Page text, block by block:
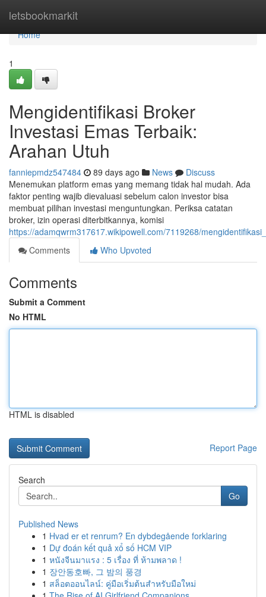
letsbookmarkit
Home
Home
1
Mengidentifikasi Broker
Investasi Emas Terbaik:
Arahan Utuh
fanniepmdz547484 89 days ago News
Discuss
Menemukan platform emas yang memang tidak hal mudah. Ada
faktor penting wajib dievaluasi sebelum calon investor bisa
membuat pilihan investasi menguntungkan. Periksa catatan
broker, izin operasi diterbitkannya, komisi
https://adamqwrm317617.wikipowell.com/7119268/
Comments
Who Upvoted
Comments
Submit a Comment
No HTML
HTML is disabled
Report Page
Search
Go
Published News
1 Hvad er et renrum? En dybdegående forklaring
1 Dự đoán kết quả xổ số HCM VIP
1 หนังจีนมาแรง : 5 เรื่อง ที่ ห้ามพลาด !
1 장안동호빠, 그 밤의 풍경
1 สล็อตออนไลน์: คู่มือเริ่มต้นสำหรับมือใหม่